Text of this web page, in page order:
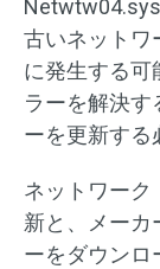
古いネットワ
に発生する可
ラーを解決
ーを更新する
ネットワーク
新と、メーカ
ーをダウンロ